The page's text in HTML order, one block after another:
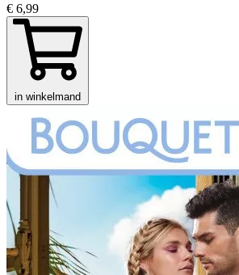
€ 6,99
in winkelmand